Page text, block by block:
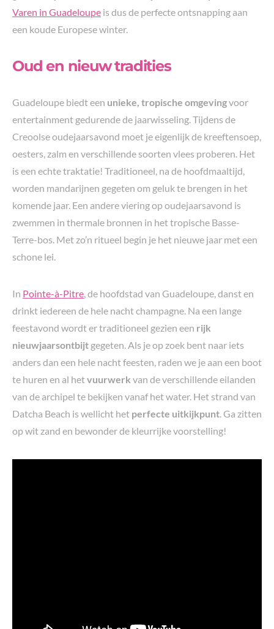
Varen in Guadeloupe is dus de perfecte ontsnapping aan
een koude Europese winter.
Oud en nieuw tradities
Guadeloupe biedt een unieke, tropische omgevingvoor
entertainment gedurende de jaarwisseling. Tijdens de
Creoolse oudejaarsavond moet je eigenlijk de kreeftensoep,
oesters, zalm en verschillende soorten vlees proberen. Het
is een echte traktatie! Traditioneel, na de hoofdmaaltijd,
worden mandarijnen gegeten om geluk te brengen in het
komende jaar. Een andere viering op oudejaarsavond is
zwemmen in thermale bronnen in het tropische Basse-
Terre-bos. Met zo’n ritueel begin je het nieuwe jaar met een
schone lei.
In Pointe-à-Pitre, de hoofdstad van Guadeloupe, danst en
drinkt iedereen de hele nacht champagne. Na een lange
feestavond wordt er traditioneel gezien een rijk
nieuwjaarsontbijt gegeten. Als je op zoek bent naar iets
anders dan een hele nacht feesten, raden we je aan een boot
te huren en al hetvuurwerk van de verschillende eilanden
van de archipel te bekijken vanaf het water. Het strand van
Datcha Beach is wellicht het perfecte uitkijkpunt. Ga zitten
op wit zand en bewonder de kleurrijke voorstelling!